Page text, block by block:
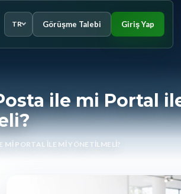
TR Görüşme Talebi Giriş Yap
ile mi Portal
MI PORTAL ILE MI YÖNETILMELI?